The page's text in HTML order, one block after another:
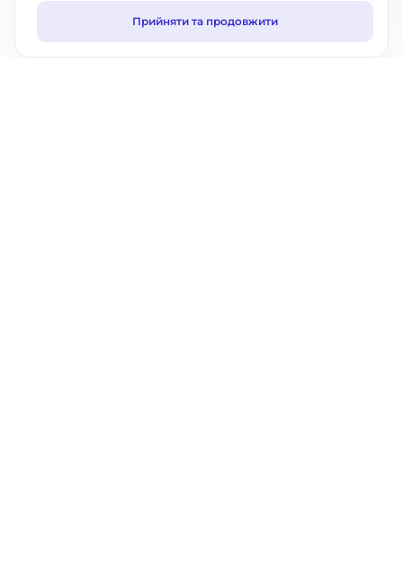
Прийняти та продовжити